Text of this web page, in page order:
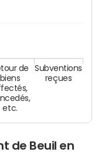
de
biens
etc.
Subventions
reçues
de Beuil en